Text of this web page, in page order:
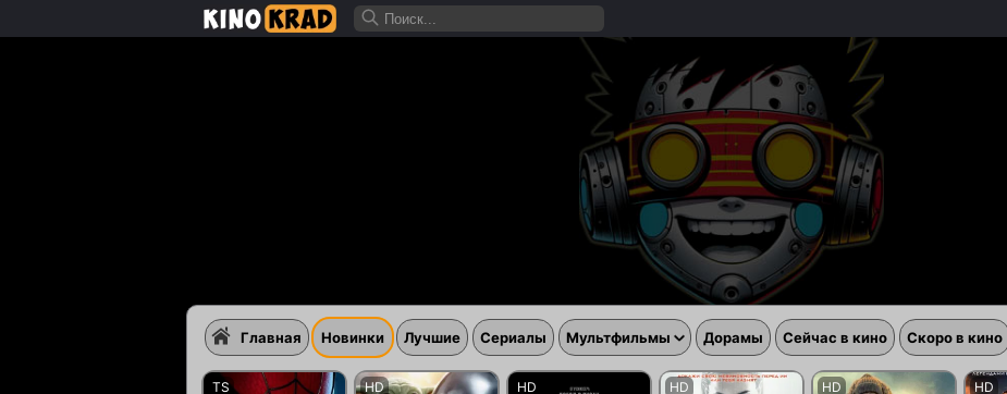
Главная Новинки Лучшие Сериалы Мультфильмы Дорамы Сейчас в кино Скоро в кино